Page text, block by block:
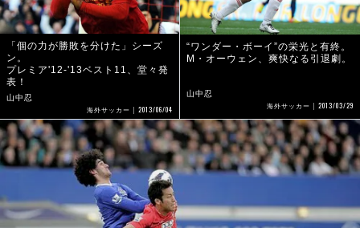
「個の力が勝敗を分けた」シーズ
ン。
プレミア'12-'13ベスト11、堂々発
表！
山中忍
海外サッカー 2013/06/04
“ワンダー・ボーイ”の栄光と有終。
M・オーウェン、爽快なる引退劇。
山中忍
海外サッカー 2013/03/29